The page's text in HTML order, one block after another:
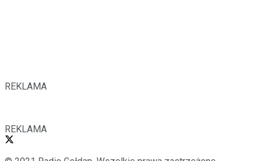
REKLAMA
REKLAMA